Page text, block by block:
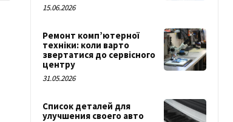
15.06.2026
Ремонт комп’ютерної
техніки: коли варто
звертатися до сервісного
центру
31.05.2026
Список деталей для
улучшения своего авто